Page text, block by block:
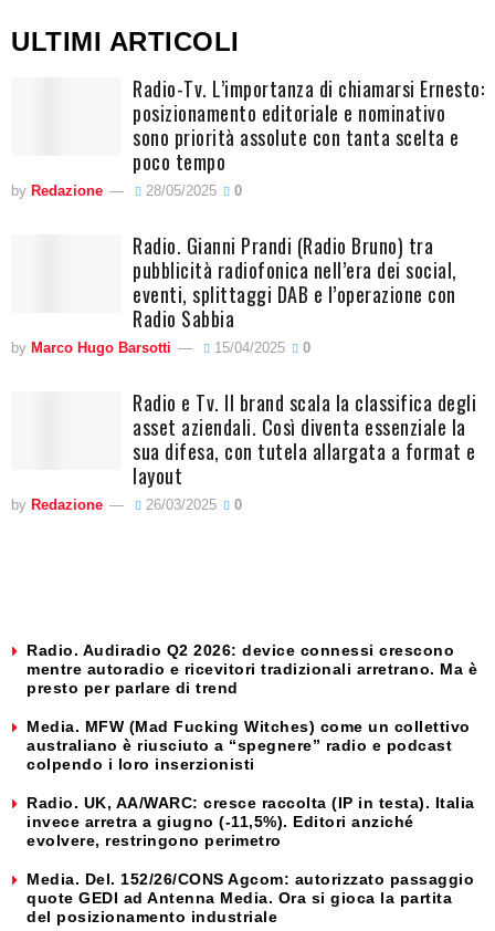
ULTIMI ARTICOLI
Radio-Tv. L’importanza di chiamarsi Ernesto:
posizionamento editoriale e nominativo
sono priorità assolute con tanta scelta e
poco tempo
by Redazione 28/05/2025 0
Radio. Gianni Prandi (Radio Bruno) tra
pubblicità radiofonica nell’era dei social,
eventi, splittaggi DAB e l’operazione con
Radio Sabbia
by Marco Hugo Barsotti 15/04/2025 0
Radio e Tv. Il brand scala la classifica degli
asset aziendali. Così diventa essenziale la
sua difesa, con tutela allargata a format e
layout
by Redazione 26/03/2025 0
Radio. Audiradio Q2 2026: device connessi crescono
mentre autoradio e ricevitori tradizionali arretrano. Ma è
presto per parlare di trend
Media. MFW (Mad Fucking Witches) come un collettivo
australiano è riusciuto a “spegnere” radio e podcast
colpendo i loro inserzionisti
Radio. UK, AA/WARC: cresce raccolta (IP in testa). Italia
invece arretra a giugno (-11,5%). Editori anziché
evolvere, restringono perimetro
Media. Del. 152/26/CONS Agcom: autorizzato passaggio
quote GEDI ad Antenna Media. Ora si gioca la partita
del posizionamento industriale